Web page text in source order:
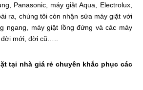
Panasonic, máy giặt Aqua, Electrolux,
ra, chúng tôi còn nhận sửa máy giặt với
ngang, máy giặt lồng đứng và các máy
mới, đời cũ…..
tại nhà giá rẻ chuyên khắc phục các